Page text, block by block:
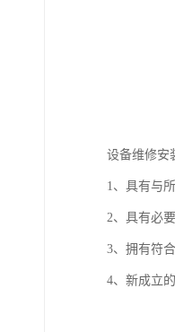
设备维修安
1、具有与
2、具有必
3、拥有符
4、新成立